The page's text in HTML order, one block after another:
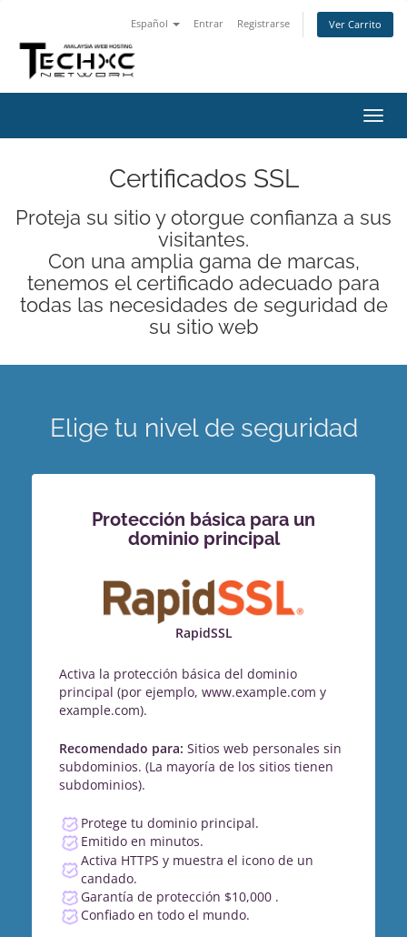
Español Entrar Registrarse Ver Carrito
Certificados SSL
Proteja su sitio y otorgue confianza a sus
visitantes.
Con una amplia gama de marcas,
tenemos el certificado adecuado para
todas las necesidades de seguridad de
su sitio web
Elige tu nivel de seguridad
Protección básica para un
dominio principal
RapidSSL
Activa la protección básica del dominio
principal (por ejemplo, www.example.com y
example.com).
Recomendado para: Sitios web personales sin
subdominios. (La mayoría de los sitios tienen
subdominios).
Protege tu dominio principal.
Emitido en minutos.
Activa HTTPS y muestra el icono de un
candado.
Garantía de protección $10,000 .
Confiado en todo el mundo.